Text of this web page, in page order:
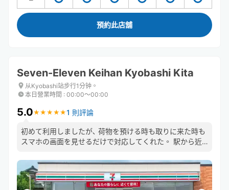
預約此店舖
Seven-Eleven Keihan Kyobashi Kita
从Kyobashi站步行1分钟。
本日營業時間 : 00:00〜00:00
5.0★ ★ ★ ★ ★
★ ★ ★ ★ ★1 則評論
初めて利用しましたが､ 荷物を預ける時も取りに来た時も
スマホの画面を見せるだけで対応してくれた。 駅から近